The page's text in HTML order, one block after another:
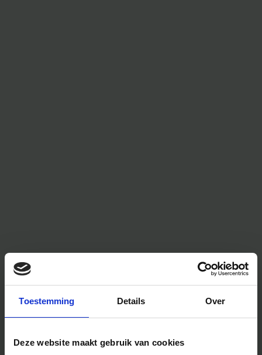
Toestemming Details Over
Deze website maakt gebruik van cookies